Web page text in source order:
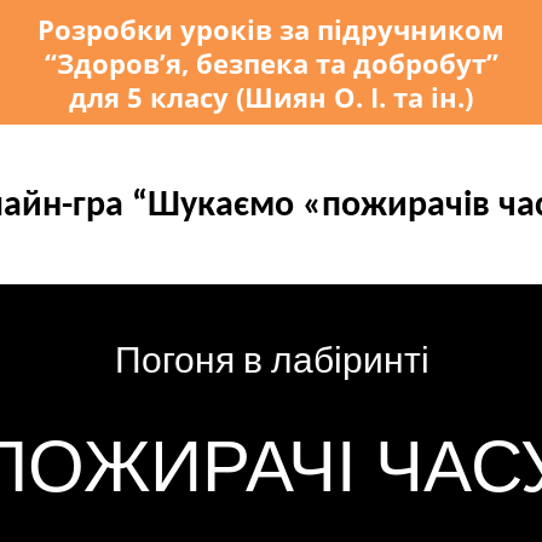
Розробки уроків за підручником
“Здоров’я, безпека та добробут”
для 5 класу (Шиян О. І. та ін.)
гра “Шукаємо «пожирачів